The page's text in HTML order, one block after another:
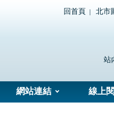
回首頁 北市
站
網站連結 線上